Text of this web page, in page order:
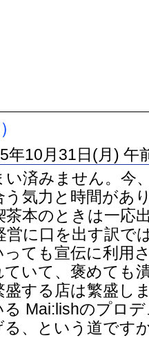
年10月31日(月) 午
い済みません。今
う気力と時間があ
茶本のときは一応
営に口を出す訳で
っても宣伝に利用
ていて、褒めても
盛する店は繁盛し
る Mai:lishのプロ
る、という道です